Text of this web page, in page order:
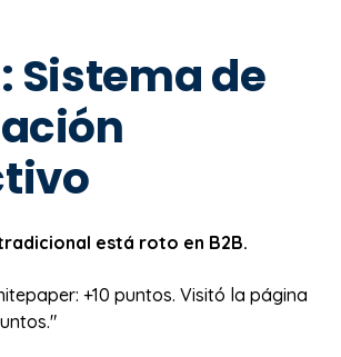
Sistema de
está roto en B2B.
+10 puntos. Visitó la página